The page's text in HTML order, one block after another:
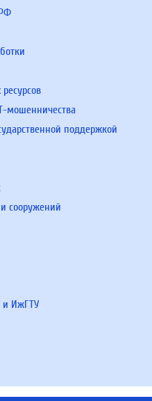
мошенничества
поддержкой
сооружений
и ИжГТУ